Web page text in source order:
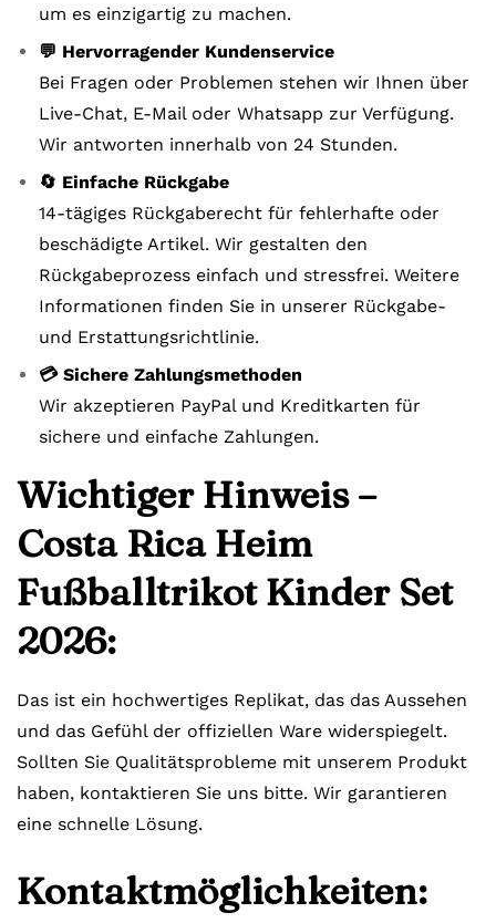
um es einzigartig zu machen.
💬 Hervorragender Kundenservice
Bei Fragen oder Problemen stehen wir Ihnen über
Live-Chat, E-Mail oder Whatsapp zur Verfügung.
Wir antworten innerhalb von 24 Stunden.
🔄 Einfache Rückgabe
14-tägiges Rückgaberecht für fehlerhafte oder
beschädigte Artikel. Wir gestalten den
Rückgabeprozess einfach und stressfrei. Weitere
Informationen finden Sie in unserer Rückgabe-
und Erstattungsrichtlinie.
💳 Sichere Zahlungsmethoden
Wir akzeptieren PayPal und Kreditkarten für
sichere und einfache Zahlungen.
Wichtiger Hinweis –
Costa Rica Heim
Fußballtrikot Kinder Set
2026:
Das ist ein hochwertiges Replikat, das das Aussehen
und das Gefühl der offiziellen Ware widerspiegelt.
Sollten Sie Qualitätsprobleme mit unserem Produkt
haben, kontaktieren Sie uns bitte. Wir garantieren
eine schnelle Lösung.
Kontaktmöglichkeiten: